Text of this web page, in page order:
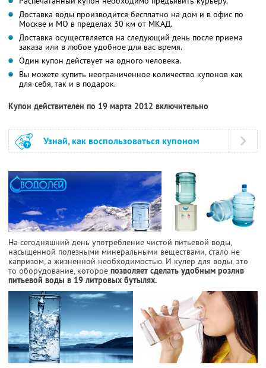
Доставка воды производится бесплатно на дом и в офис по
Москве и МО в пределах 30 км от МКАД.
Доставка осуществляется на следующий день после приема
заказа или в любое удобное для вас время.
Один купон действует на одного человека.
Вы можете купить неограниченное количество купонов как
для себя, так и в подарок.
Купон действителен по 19 марта 2012 включительно
Узнай, как воспользоваться купоном
На сегодняшний день употребление чистой питьевой воды,
насыщенной полезными минеральными веществами, стало не
капризом, а жизненной необходимостью. И кулер для воды, это
то оборудование, которое позволяет сделать удобным розлив
питьевой воды в 19 литровых бутылях.